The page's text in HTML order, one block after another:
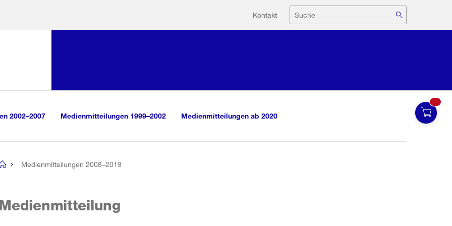
Hilfsnavigation
Kontakt Suche
2002–2007 Medienmitteilungen 1999–2002 Medienmitteilungen ab 2020
Medienmitteilungen 2008–2019